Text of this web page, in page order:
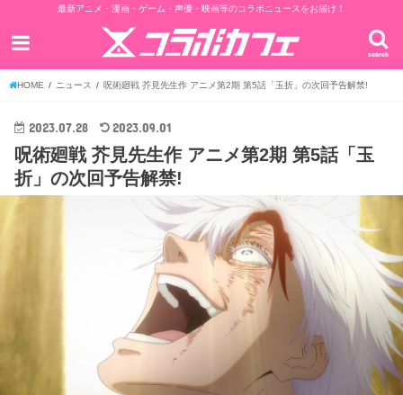
最新アニメ・漫画・ゲーム・声優・映画等のコラボニュースをお届け！
search
HOME ニュース 呪術廻戦 芥見先生作 アニメ第2期 第5話「玉折」の次回予告解禁!
2023.07.28 2023.09.01
呪術廻戦 芥見先生作 アニメ第2期 第5話「玉
折」の次回予告解禁!